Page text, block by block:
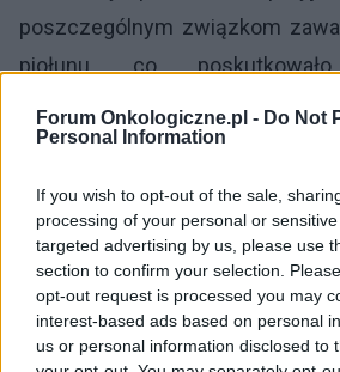
Forum Onkologiczne.pl - Do Not
Personal Information
If you wish to opt-out of the sale,
processing of your personal or
targeted advertising by us, please use
section to confirm your selection.
opt-out request is processed you may
interest-based ads based on personal
us or personal information disclosed to
poszczególnym związkom
piołunu, co
która jest jednym ze
lekarstwo stosowane w
liczne zapiski dotyczące
medycynie chińskiej –
stosowaniu pochodzą